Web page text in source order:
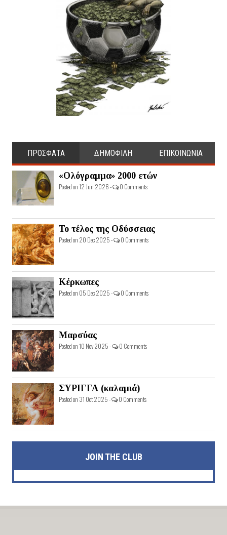
ΠΡΟΣΦΑΤΑ ΔΗΜΟΦΙΛΗ ΕΠΙΚΟΙΝΩΝΙΑ
«Ολόγραμμα» 2000 ετών
Posted on 12 Jun 2026 - 0 Comments
Το τέλος της Οδύσσειας
Posted on 20 Dec 2025 - 0 Comments
Κέρκωπες
Posted on 05 Dec 2025 - 0 Comments
Μαρσύας
Posted on 10 Nov 2025 - 0 Comments
ΣΥΡΙΓΓΑ (καλαμιά)
Posted on 31 Oct 2025 - 0 Comments
JOIN THE CLUB